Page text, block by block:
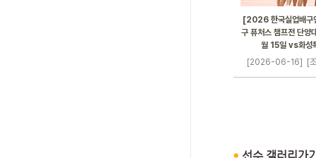
[2026 한국실업배구
구 퓨처스 챔프전 단양
월 15일 vs화성
[2026-06-16]
[